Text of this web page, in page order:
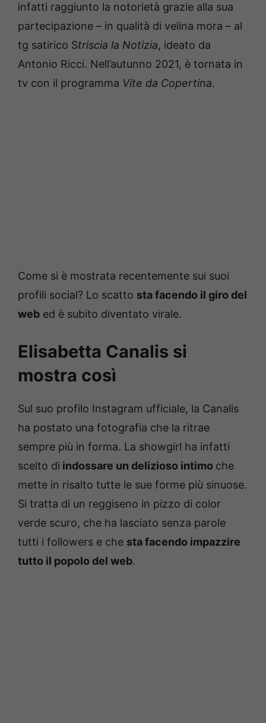
infatti raggiunto la notorietà grazie alla sua
partecipazione – in qualità di velina mora – al
tg satirico Striscia la Notizia, ideato da
Antonio Ricci. Nell’autunno 2021, è tornata in
tv con il programma Vite da Copertina.
Come si è mostrata recentemente sui suoi
profili social? Lo scatto sta facendo il giro del
web ed è subito diventato virale.
Elisabetta Canalis si
mostra così
Sul suo profilo Instagram ufficiale, la Canalis
ha postato una fotografia che la ritrae
sempre più in forma. La showgirl ha infatti
scelto di indossare un delizioso intimo che
mette in risalto tutte le sue forme più sinuose.
Si tratta di un reggiseno in pizzo di color
verde scuro, che ha lasciato senza parole
tutti i followers e che sta facendo impazzire
tutto il popolo del web.